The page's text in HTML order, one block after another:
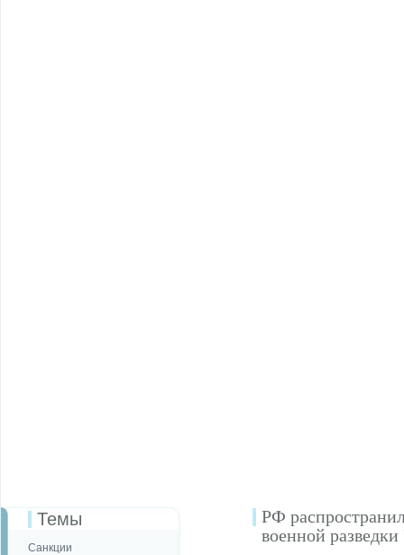
Темы
Санкции
РФ
военной